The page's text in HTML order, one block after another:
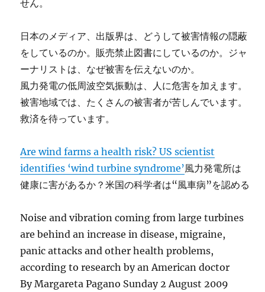
せん。
日本のメディア、出版界は、どうして被害情報の隠蔽
をしているのか。販売禁止図書にしているのか。ジャ
ーナリストは、なぜ被害を伝えないのか。
風力発電の低周波空気振動は、人に危害を加えます。
被害地域では、たくさんの被害者が苦しんでいます。
救済を待っています。
Are wind farms a health risk? US scientist
identifies ‘wind turbine syndrome’風力発電所は
健康に害があるか？米国の科学者は“風車病”を認める
Noise and vibration coming from large turbines
are behind an increase in disease, migraine,
panic attacks and other health problems,
according to research by an American doctor
By Margareta Pagano Sunday 2 August 2009